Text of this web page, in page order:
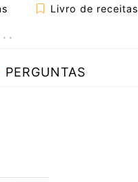
Livro de receitas
PERGUNTAS